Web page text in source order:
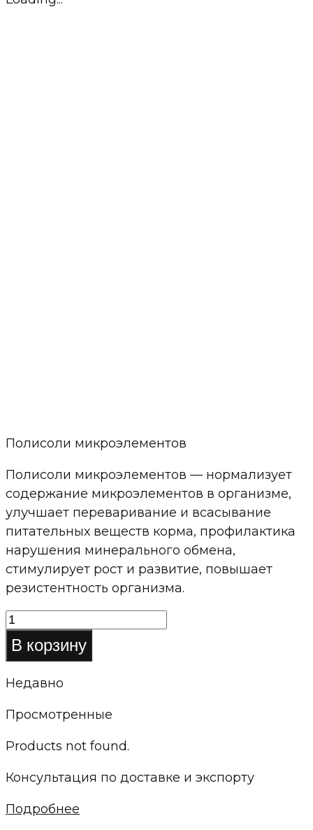
Полисоли микроэлементов
Полисоли микроэлементов — нормализует
содержание микроэлементов в организме,
улучшает переваривание и всасывание
питательных веществ корма, профилактика
нарушения минерального обмена,
стимулирует рост и развитие, повышает
резистентность организма.
Количество
товара
Полисоли
микроэлементов
В корзину
Недавно
Просмотренные
Products not found.
Консультация по доставке и экспорту
Подробнее